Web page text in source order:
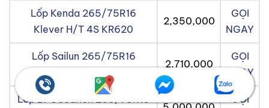
Lốp Kenda 265/75R16
Klever H/T 4S KR620
2,350,000
GỌI
NGAY
Lốp Sailun 265/75R16
Terramax RT
2,710,000
GỌI
NGAY
Lốp BFGoodrich 265/75R16 GỌI